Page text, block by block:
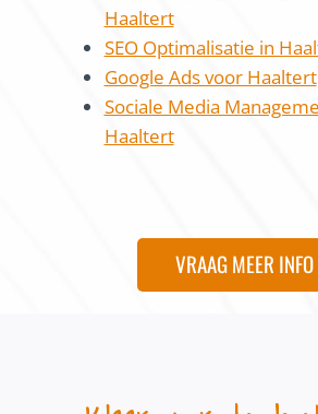
Haaltert
SEO Optimalisatie in
Google Ads voor Haaltert
Sociale Media
Haaltert
VRAAG MEER INFO